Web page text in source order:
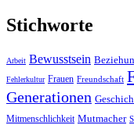
Stichworte
Arbeit Bewusstsein
Fehlerkultur Frauen Freundschaft
Generationen
Mitmenschlichkeit Mutmacher